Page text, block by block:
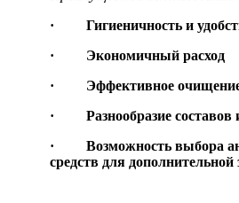
· Гигиеничность и
· Экономичный расход
· Эффективное
· Разнообразие составов
· Возможность выбора
средств для